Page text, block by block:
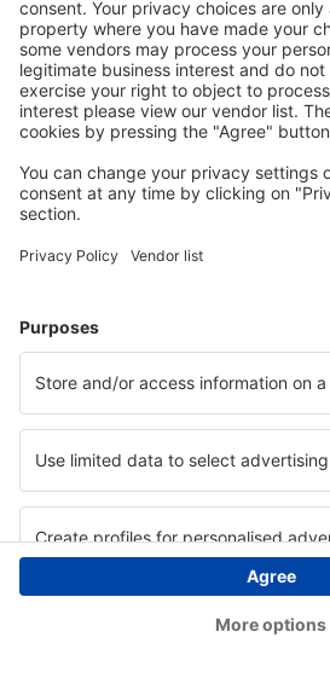
Copyright © eSky.hu Minden jog fenntartva.